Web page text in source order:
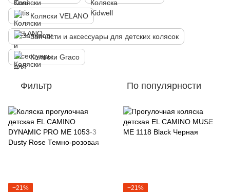
Коляски VELANO
Запчасти и аксессуары для детских колясок
Коляски Graco
Фильтр По популярности
−21% −21%